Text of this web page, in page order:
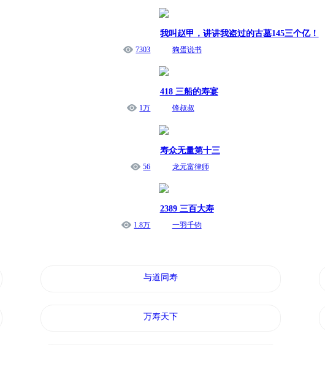
7303
1万
56
1.8万
我叫赵甲，讲讲我盗过的古墓145三个亿！
狗蛋说书
418 三船的寿宴
锋叔叔
寿众无量第十三
龙元富律师
2389 三百大寿
一羽千钧
与道同寿
万寿天下